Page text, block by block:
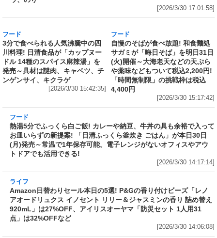
[2026/3/30 17:01:58]
川料理! 日清食品が「カップヌー
ドル 14種のスパイス麻辣湯」を
発売～具材は謎肉、キャベツ、チ
ンゲンサイ、キクラゲ
[2026/3/30 15:42:35]
フード
自慢のそばが食べ放題! 和食麺処
サガミが「晦日そば」を明日31日
や薬味などもついて税込2,200円!
「時間無制限」の挑戦枠は税込
4,400円
フード
の具も余裕で入ってお皿いらずの新提案! 「日清
ふっくら釜炊き ごはん」が本日30日(月)発売～
常温で1年保存可能。電子レンジがないオフィス
やアウトドアでも活用できる!
[2026/3/30 14:17:14]